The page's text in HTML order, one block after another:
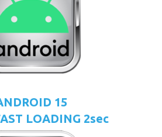
15
LOADING 2sec